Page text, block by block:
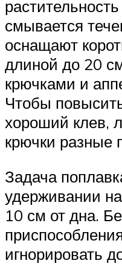
смывается
оснащают
длиной до 20
крючками и
Чтобы
хороший клев,
крючки разные
Задача
удерживании
10 см от дна.
игнорировать